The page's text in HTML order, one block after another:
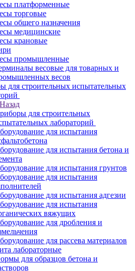
платформенные
торговые
общего назначения
медицинские
крановые
промышленные
весовые для товарных и
весов
для строительных испытательных
Назад
для строительных
лабораторий
для испытания
для испытания бетона и
для испытания грунтов
для испытания
для испытания адгезии
для испытания
вяжущих
для дробления и
для рассева материалов
лабораторные
для образцов бетона и